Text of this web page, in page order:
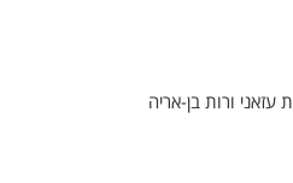
עזאני ורות בן-אריה